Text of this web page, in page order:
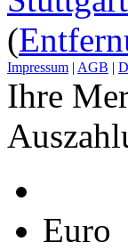
(
Impressum | AGB |
Ihre
Euro